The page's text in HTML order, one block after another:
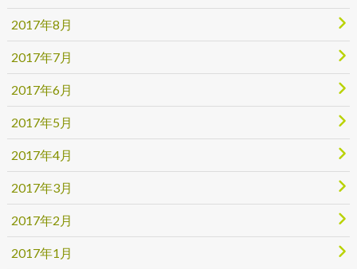
2017年8月
2017年7月
2017年6月
2017年5月
2017年4月
2017年3月
2017年2月
2017年1月